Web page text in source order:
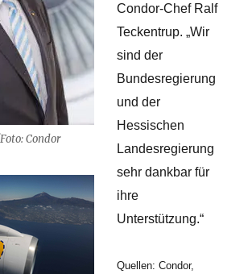
Condor
Condor-Chef Ralf
Teckentrup. „Wir
sind der
Bundesregierung
und der
Hessischen
Landesregierung
sehr dankbar für
ihre
Unterstützung.“
Quellen: Condor,